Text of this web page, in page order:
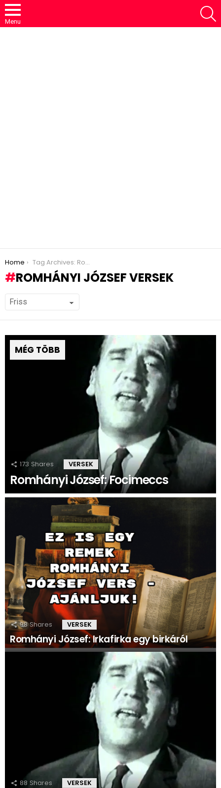
Menu
You are here:
Home Tag Archives: Romhányi József versek
ROMHÁNYI JÓZSEF VERSEK
MÉG TÖBB
173 Shares VERSEK
Romhányi József: Focimeccs
98 Shares VERSEK
Romhányi József: Irkafirka egy birkáról
88 Shares VERSEK